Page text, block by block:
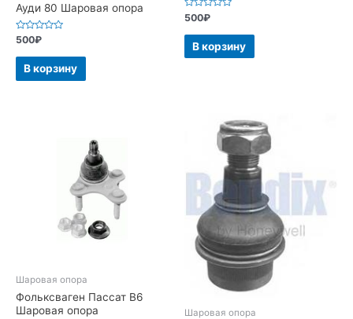
Ауди 80 Шаровая опора
Оценка
из
500₽
В корзину
Оценка
0
из
500₽
В корзину
Шаровая опора
Фольксваген Пассат В6
Шаровая опора
Шаровая опора